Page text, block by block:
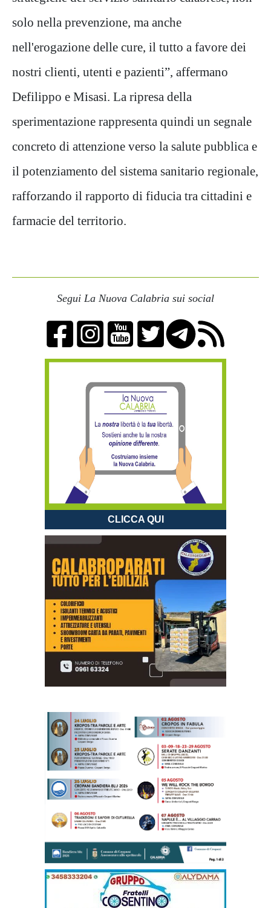
solo nella prevenzione, ma anche
nell'erogazione delle cure, il tutto a favore dei
nostri clienti, utenti e pazienti”, affermano
Defilippo e Misasi. La ripresa della
sperimentazione rappresenta quindi un segnale
concreto di attenzione verso la salute pubblica e
il potenziamento del sistema sanitario regionale,
rafforzando il rapporto di fiducia tra cittadini e
farmacie del territorio.
Segui La Nuova Calabria sui social
CLICCA QUI